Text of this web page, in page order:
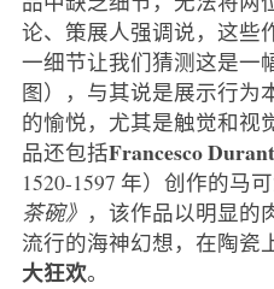
论、策展人强调说，这些
一细节让我们猜测这是一
图），与其说是展示行为
的愉悦，尤其是触觉和视
品还包括Francesco
1520-1597 年）创作的马
茶碗》 ，该作品以明显的
流行的海神幻想，在陶瓷
大狂欢。